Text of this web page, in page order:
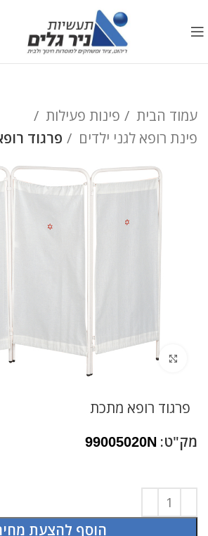
עמוד הבית
פינות פעילות
פינת רופא לגני ילדים
פרגוד
לחץ להגדלה
פרגוד רופא מתכת
מק"ט: 99005020N
הוסף להצעת